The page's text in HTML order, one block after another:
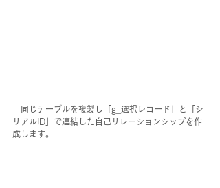
同じテーブルを複製し「g_選択レコード」と「シ
リアルID」で連結した自己リレーションシップを作
成します。